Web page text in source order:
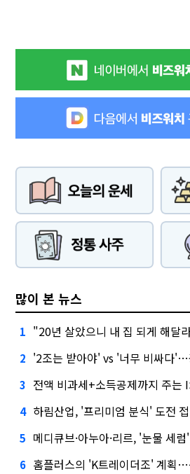
많이 본 뉴스
1 "20년 살았으니 내 집 되게 해달
2 '2조는 받아야' vs '너무 비싸다
3 전액 비과세+소득공제까지 주는
4 하림산업, '프리미엄 분식' 도전
5 메디큐브·아누아·리르, '눈물 세
6 홈플러스의 'K트레이더조' 계획